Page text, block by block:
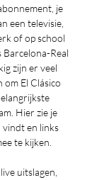
je
een televisie,
of op school
Real
zijn er veel
El Clásico
Hier zie je
vindt en links
te kijken.
uitslagen,